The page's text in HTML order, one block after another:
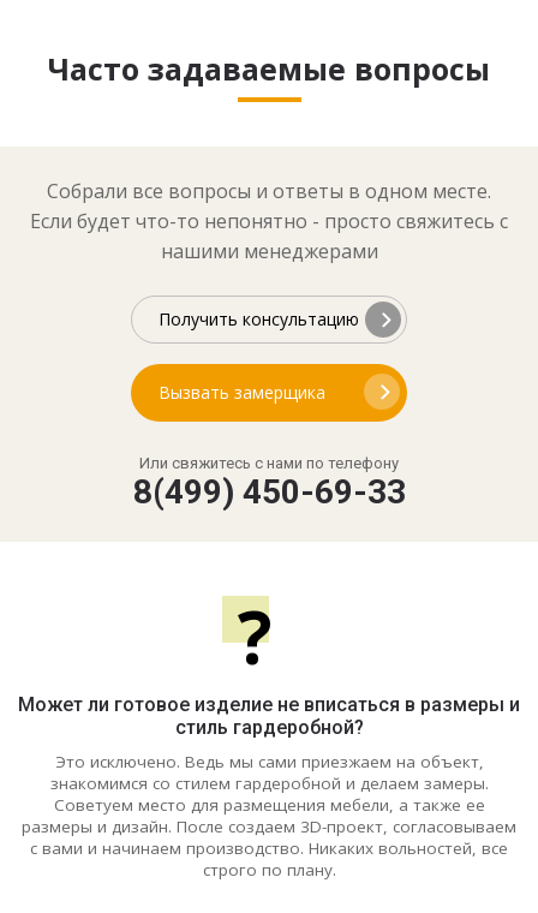
Часто задаваемые вопросы
Собрали все вопросы и ответы в одном месте.
Если будет что-то непонятно - просто свяжитесь с
нашими менеджерами
Получить консультацию
Вызвать замерщика
Или свяжитесь с нами по телефону
8(499) 450-69-33
?
Может ли готовое изделие не вписаться в размеры и
стиль гардеробной?
Это исключено. Ведь мы сами приезжаем на объект,
знакомимся со стилем гардеробной и делаем замеры.
Советуем место для размещения мебели, а также ее
размеры и дизайн. После создаем 3D-проект, согласовываем
с вами и начинаем производство. Никаких вольностей, все
строго по плану.